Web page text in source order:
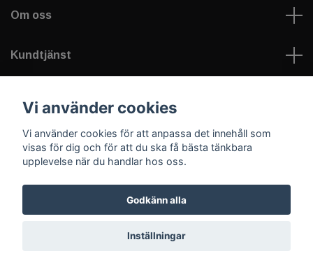
Om oss
Kundtjänst
Sociala medier
© 2026 Welfare Games AB - sportNplay.se
Vi använder cookies
Vi använder cookies för att anpassa det innehåll som
visas för dig och för att du ska få bästa tänkbara
upplevelse när du handlar hos oss.
Godkänn alla
Inställningar